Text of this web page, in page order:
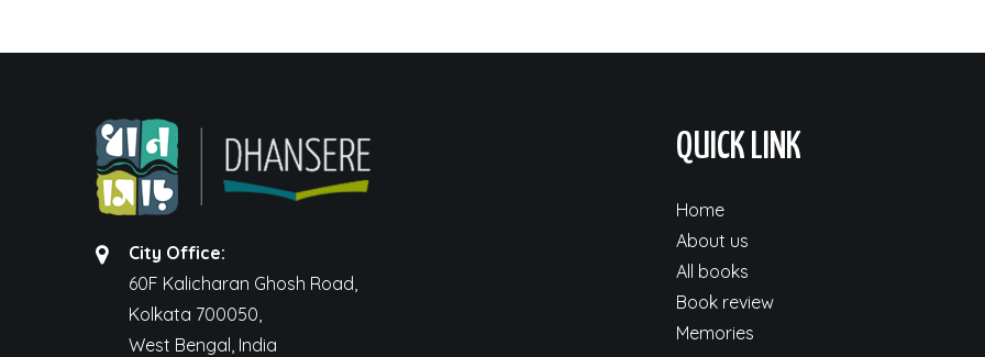
City Office:
60F Kalicharan Ghosh Road,
Kolkata 700050,
West Bengal, India
QUICK LINK
Home
About us
All books
Book review
Memories